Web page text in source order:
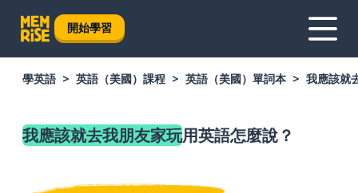
開始學習
學英語 英語（美國）課程 英語（美國）單詞本 我應該就
我應該就去我朋友家玩用英語怎麼說？